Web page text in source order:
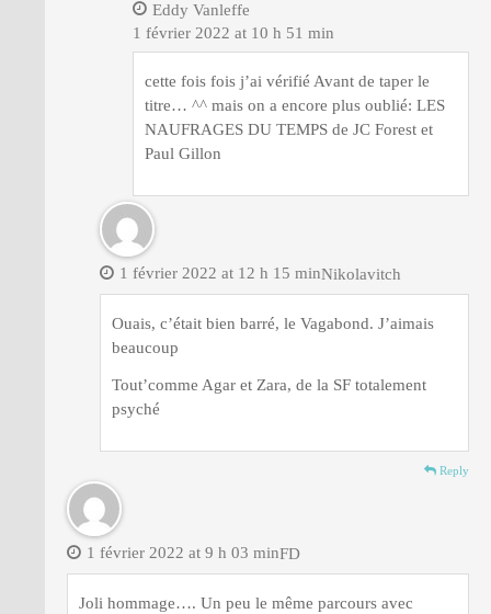
Eddy Vanleffe
1 février 2022 at 10 h 51 min
cette fois fois j’ai vérifié Avant de taper le
titre… ^^ mais on a encore plus oublié: LES
NAUFRAGES DU TEMPS de JC Forest et
Paul Gillon
Nikolavitch
1 février 2022 at 12 h 15 min
Ouais, c’était bien barré, le Vagabond. J’aimais
beaucoup
Tout’comme Agar et Zara, de la SF totalement
psyché
Reply
FD
1 février 2022 at 9 h 03 min
Joli hommage…. Un peu le même parcours avec